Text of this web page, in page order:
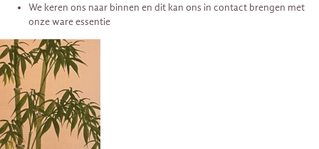
We keren ons naar binnen en dit kan ons in contact brengen met
onze ware essentie